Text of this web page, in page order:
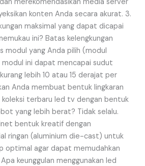
konten Anda secara akurat. 3.
maksimal yang dapat dicapai
ini? Batas kelengkungan
modul yang Anda pilih (modul
modul ini dapat mencapai sudut
lebih 10 atau 15 derajat per
Anda membuat bentuk lingkaran
koleksi terbaru led tv dengan bentuk
yang lebih berat? Tidak selalu.
bentuk kreatif dengan
ringan (aluminium die-cast) untuk
agar dapat memudahkan
keunggulan menggunakan led